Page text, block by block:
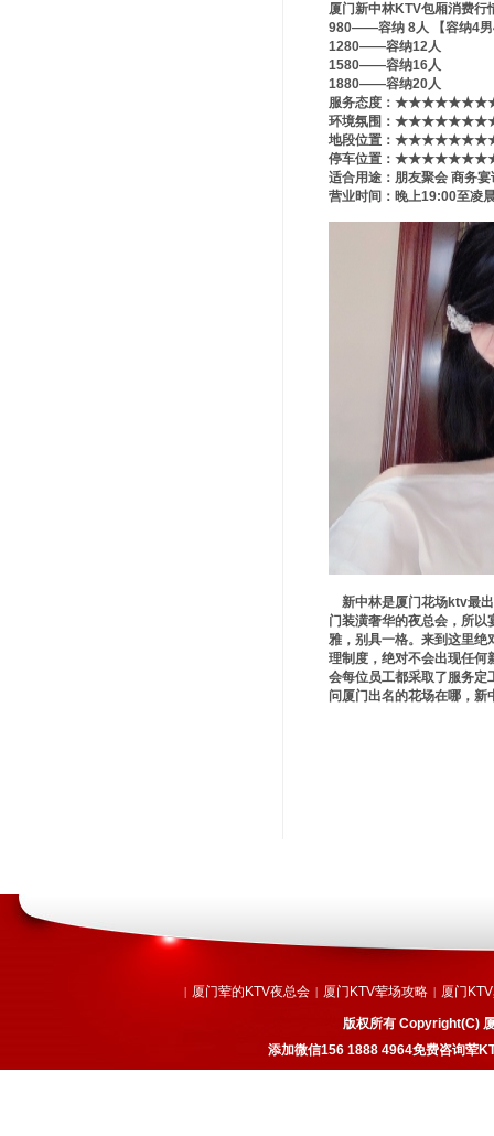
厦门新中林KTV包厢消费行
980——容纳 8人 【容纳4男
1280——容纳12人
1580——容纳16人
1880——容纳20人
服务态度：
环境氛围：
地段位置：
停车位置：
适合用途：朋友聚会 商务宴
营业时间：晚上19:00至凌
新中林是厦门花场ktv最出
门装潢奢华的夜总会，所
雅，别具一格。来到这里绝
理制度，绝对不会出现任何
会每位员工都采取了服务定
问厦门出名的花场在哪，
| 厦门荤的KTV夜总会 | 厦门KTV荤场攻略 | 厦门
版权所有 Copyright(C)
添加微信156 1888 4964免费咨询荤